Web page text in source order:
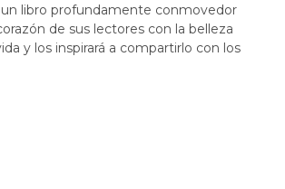
libro profundamente conmovedor
de sus lectores con la belleza
y los inspirará a compartirlo con los